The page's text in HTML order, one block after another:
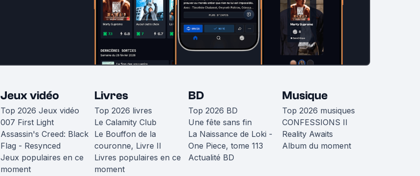
Jeux vidéo
Top 2026 Jeux vidéo
007 First Light
Assassin's Creed: Black
Flag - Resynced
Jeux populaires en ce
moment
Livres
Top 2026 livres
Le Calamity Club
Le Bouffon de la
couronne, Livre II
Livres populaires en ce
moment
BD
Top 2026 BD
Une fête sans fin
La Naissance de Loki -
One Piece, tome 113
Actualité BD
Musique
Top 2026 musiques
CONFESSIONS II
Reality Awaits
Album du moment